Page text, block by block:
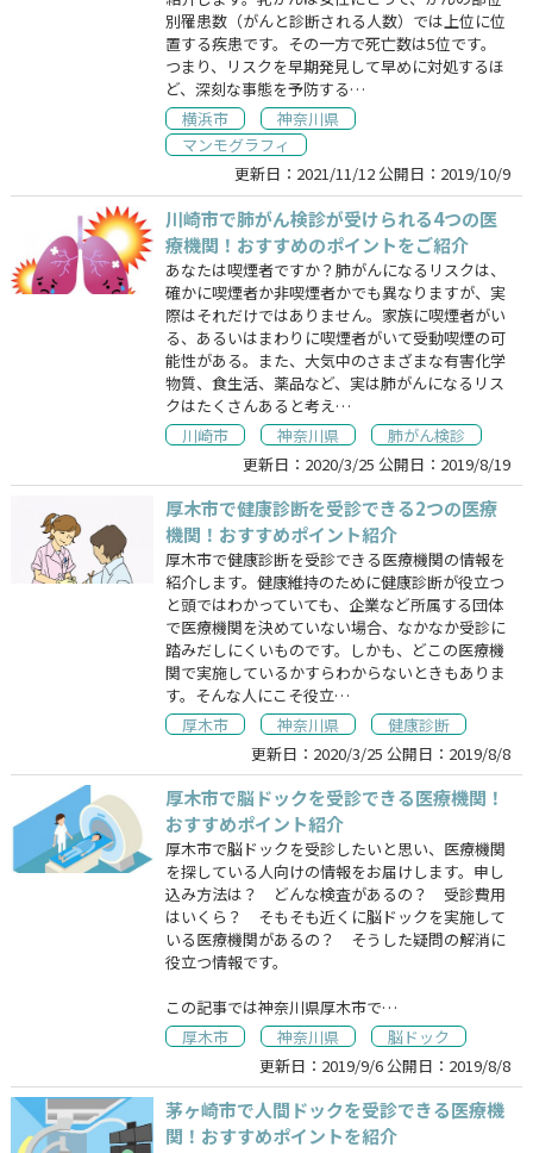
別罹患数（がんと診断される人数）では上位に位
置する疾患です。その一方で死亡数は5位です。
つまり、リスクを早期発見して早めに対処するほ
ど、深刻な事態を予防する…
横浜市
神奈川県
マンモグラフィ
更新日： 2021/11/12 公開日： 2019/10/9
川崎市で肺がん検診が受けられる4つの医
療機関！おすすめのポイントをご紹介
あなたは喫煙者ですか？肺がんになるリスクは、
確かに喫煙者か非喫煙者かでも異なりますが、実
際はそれだけではありません。家族に喫煙者がい
る、あるいはまわりに喫煙者がいて受動喫煙の可
能性がある。また、大気中のさまざまな有害化学
物質、食生活、薬品など、実は肺がんになるリス
クはたくさんあると考え…
川崎市
神奈川県
肺がん検診
更新日： 2020/3/25 公開日： 2019/8/19
厚木市で健康診断を受診できる2つの医療
機関！おすすめポイント紹介
厚木市で健康診断を受診できる医療機関の情報を
紹介します。健康維持のために健康診断が役立つ
と頭ではわかっていても、企業など所属する団体
で医療機関を決めていない場合、なかなか受診に
踏みだしにくいものです。しかも、どこの医療機
関で実施しているかすらわからないときもありま
す。そんな人にこそ役立…
厚木市
神奈川県
健康診断
更新日： 2020/3/25 公開日： 2019/8/8
厚木市で脳ドックを受診できる医療機関！
おすすめポイント紹介
厚木市で脳ドックを受診したいと思い、医療機関
を探している人向けの情報をお届けします。申し
込み方法は？ どんな検査があるの？ 受診費用
はいくら？ そもそも近くに脳ドックを実施して
いる医療機関があるの？ そうした疑問の解消に
役立つ情報です。
この記事では神奈川県厚木市で…
厚木市
神奈川県
脳ドック
更新日： 2019/9/6 公開日： 2019/8/8
茅ヶ崎市で人間ドックを受診できる医療機
関！おすすめポイントを紹介